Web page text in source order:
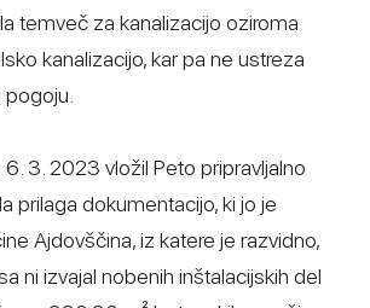
temveč za kanalizacijo oziroma
kanalizacijo, kar pa ne ustreza
3. 2023 vložil Peto pripravljalno
prilaga dokumentacijo, ki jo je
Ajdovščina, iz katere je razvidno,
ni izvajal nobenih inštalacijskih del